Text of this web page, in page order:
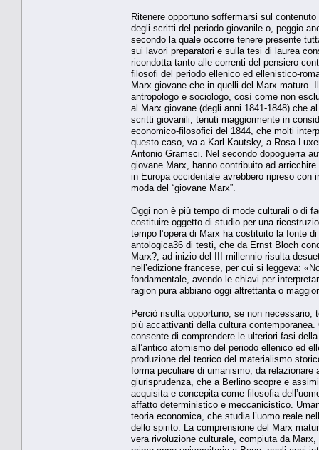
Ritenere opportuno soffermarsi sul
degli scritti del periodo giovanile o, peggio
secondo la quale occorre tenere presente
sui lavori preparatori e sulla tesi di laurea
ricondotta tanto alle correnti del pensiero
filosofi del periodo ellenico ed ellenistico-
Marx giovane che in quelli del Marx maturo.
antropologo e sociologo, così come non
al Marx giovane (degli anni 1841-1848) che
scritti giovanili, tenuti maggiormente in
economico-filosofici del 1844, che molti
questo caso, va a Karl Kautsky, a Rosa
Antonio Gramsci. Nel secondo dopoguerra
giovane Marx, hanno contribuito ad
in Europa occidentale avrebbero ripreso con
moda del “giovane Marx”.
Oggi non è più tempo di mode culturali o di
costituire oggetto di studio per una
tempo l’opera di Marx ha costituito la fonte
antologica36 di testi, che da Ernst Bloch
Marx?, ad inizio del III millennio risulta
nell’edizione francese, per cui si leggeva:
fondamentale, avendo le chiavi per
ragion pura abbiano oggi altrettanta o
Perciò risulta opportuno, se non necessario,
più accattivanti della cultura
consente di comprendere le ulteriori fasi
all’antico atomismo del periodo ellenico ed
produzione del teorico del materialismo
forma peculiare di umanismo, da
giurisprudenza, che a Berlino scopre e
acquisita e concepita come filosofia
affatto deterministico e meccanicistico.
teoria economica, che studia l’uomo reale
dello spirito. La comprensione del Marx
vera rivoluzione culturale, compiuta da